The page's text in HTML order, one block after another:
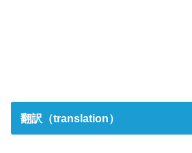
翻訳（translation）